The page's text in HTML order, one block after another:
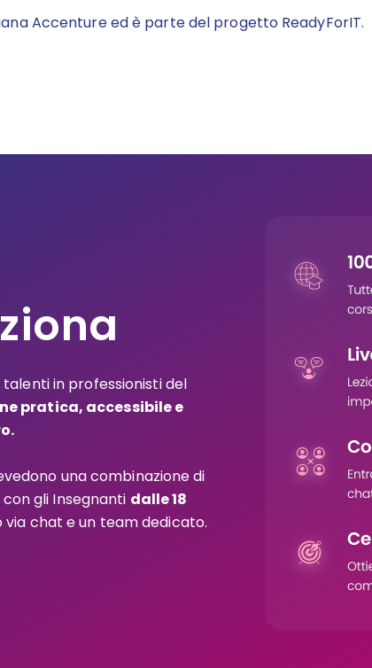
Accenture ed è parte del progetto ReadyForIT.
in professionisti del
pratica, accessibile e
una combinazione di
gli Insegnanti dalle 18
via chat e un team dedicato.